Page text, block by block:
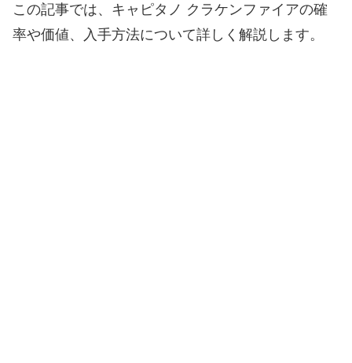
この記事では、キャピタノ クラケンファイアの確
率や価値、入手方法について詳しく解説します。